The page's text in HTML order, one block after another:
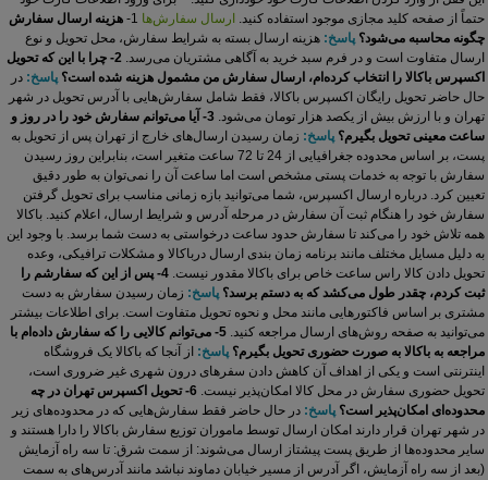
حتماً از صفحه کلید مجازی موجود استفاده کنید. ارسال سفارش‌ها 1- هزینه ارسال سفارش
چگونه محاسبه می‌شود؟ پاسخ: هزینه‏ ارسال بسته به شرایط سفارش، محل تحویل و نوع
ارسال متفاوت است و در فرم سبد خرید به آگاهی مشتریان می‏‌رسد.
2- چرا با این که تحویل
اکسپرس باکالا را انتخاب کرده‏‌ام، ارسال سفارش من مشمول هزینه شده است؟ پاسخ: در
حال حاضر تحویل رایگان اکسپرس باکالا، فقط شامل سفارش‌‌‌‏هایی با آدرس تحویل در شهر
تهران و با ارزش بیش از یکصد هزار تومان می‌‏شود.
3- آیا می‏‌توانم سفارش خود را در روز و
ساعت معینی تحویل بگیرم؟ پاسخ: زمان رسیدن ارسال‏‌های خارج از تهران پس از تحویل به
پست، بر اساس محدوده جغرافیایی از 24 تا 72 ساعت متغیر است، بنابراین روز رسیدن
سفارش با توجه به خدمات پستی مشخص است اما ساعت آن را نمی‏‌توان به طور دقیق
تعیین کرد. درباره ارسال اکسپرس، شما می‏‌توانید بازه زمانی مناسب برای تحویل گرفتن
سفارش خود را هنگام ثبت آن سفارش در مرحله آدرس و شرایط ارسال، اعلام کنید. باکالا
همه تلاش خود را می‏‌کند تا سفارش حدود ساعت درخواستی به دست شما برسد. با وجود این
به دلیل مسایل مختلف مانند برنامه زمان ‏بندی ارسال درباکالا و مشکلات ترافیکی، وعده
تحویل دادن کالا راس ساعت خاص برای باکالا مقدور نیست.
4- پس از این که سفارشم را
ثبت کردم، چقدر طول می‌‏کشد که به دستم برسد؟ پاسخ: زمان رسیدن سفارش به دست
مشتری بر اساس فاکتورهایی مانند محل و نحوه تحویل متفاوت است. برای اطلاعات بیشتر
می‌توانید به صفحه روش‌های ارسال مراجعه کنید.
5- می‏‌توانم کالایی را که سفارش داده‌‏ام با
مراجعه به باکالا به صورت حضوری تحویل بگیرم؟ پاسخ: از آنجا که باکالا یک فروشگاه
اینترنتی است و یکی از اهداف آن کاهش دادن سفرهای درون شهری غیر ضروری‏ است،
تحویل حضوری سفارش در محل کالا امکان‌پذیر نیست.
6- تحویل اکسپرس تهران در چه
محدوده‌ای امکان‌پذیر است؟ پاسخ: در حال حاضر فقط سفارش‌هایی که در محدوده‌های زیر
در شهر تهران قرار دارند امکان ارسال توسط ماموران توزیع سفارش باکالا را دارا هستند و
سایر محدوده‌ها از طریق پست پیشتاز ارسال می‌شوند: از سمت شرق: تا سه راه آزمایش
(بعد از سه راه آزمایش، اگر آدرس از مسیر خیابان دماوند نباشد مانند آدرس‌های به سمت